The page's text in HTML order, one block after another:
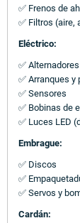
✅ Frenos de
✅ Filtros (aire,
Eléctrico:
✅
✅ Arranques y
✅ Sensores
✅ Bobinas de
✅ Luces LED
Embrague:
✅ Discos
✅
✅ Servos y
Cardán: